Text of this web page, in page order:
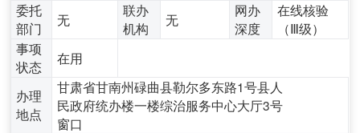
委托
部门
无
联办
机构
无
网办
深度
在线核验
（Ⅲ级）
事项
状态
在用
办理
地点
甘肃省甘南州碌曲县勒尔多东路1号县人
民政府统办楼一楼综治服务中心大厅3号
窗口